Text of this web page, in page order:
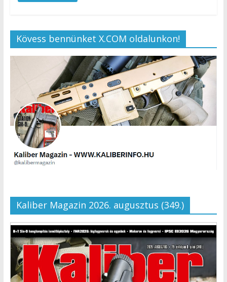
Kövess bennünket X.COM oldalunkon!
Kaliber Magazin 2026. augusztus (349.)